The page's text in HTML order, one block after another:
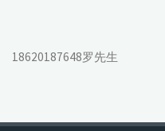
18620187648罗先生